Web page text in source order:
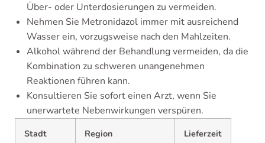
Über- oder Unterdosierungen zu vermeiden.
Nehmen Sie Metronidazol immer mit ausreichend
Wasser ein, vorzugsweise nach den Mahlzeiten.
Alkohol während der Behandlung vermeiden, da die
Kombination zu schweren unangenehmen
Reaktionen führen kann.
Konsultieren Sie sofort einen Arzt, wenn Sie
unerwartete Nebenwirkungen verspüren.
Stadt Region Lieferzeit